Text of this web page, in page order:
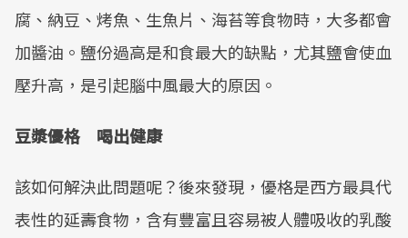
腐、納豆、烤魚、生魚片、海苔等食物時，大多都會
加醬油。鹽份過高是和食最大的缺點，尤其鹽會使血
壓升高，是引起腦中風最大的原因。
豆漿優格 喝出健康
該如何解決此問題呢？後來發現，優格是西方最具代
表性的延壽食物，含有豐富且容易被人體吸收的乳酸